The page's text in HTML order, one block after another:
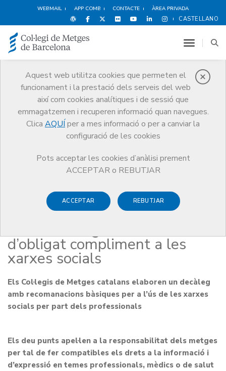
WEBMAIL APP COMB CONTACTE ÀREA PRIVADA
CASTELLANO
Aquest web utilitza cookies que permeten el
funcionament i la prestació dels serveis del web
així com cookies analítiques i de sessió que
emmagatzemen i recuperen informació quan navegues.
Clica AQUÍ per a mes informació o per a canviar la
configuració de les cookies
Pots acceptar les cookies d’anàlisi prement
ACCEPTAR o REBUTJAR
ACCEPTAR REBUTJAR
toggle
Notícies
Comunicació
Notícies
El CCMC recorda que el Codi de Deontologia també és d’obligat
compliment a les xarxes socials
30 DE NOVEMBRE DE 2017
El CCMC recorda que el Codi
de Deontologia també és
d’obligat compliment a les
xarxes socials
Els Col·legis de Metges catalans elaboren un decàleg
amb recomanacions bàsiques per a l’ús de les xarxes
socials per part dels professionals
Els deu punts apel·len a la responsabilitat dels metges
per tal de fer compatibles els drets a la informació i
d’expressió en temes professionals, mèdics o de salut